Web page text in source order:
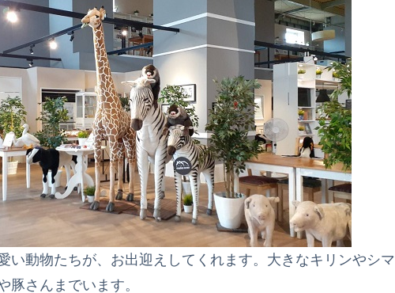
い動物たちが、お出迎えしてくれます。大きなキリンやシマ
豚さんまでいます。